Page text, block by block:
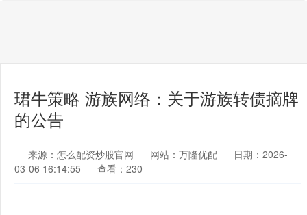
珺牛策略 游族网络：关于游族转债摘牌
的公告
来源：怎么配资炒股官网 网站：万隆优配
日期：2026-
03-06 16:14:55
查看：230